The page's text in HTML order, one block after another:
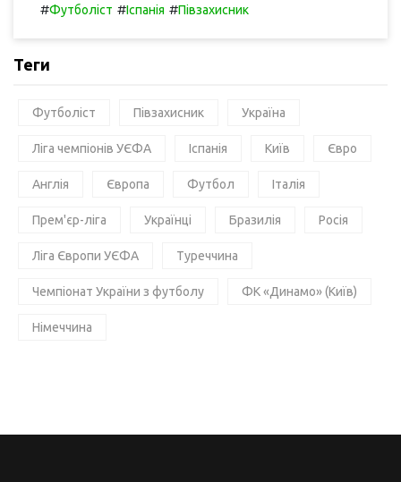
#Футболіст #Іспанія #Півзахисник
Теги
Футболіст Півзахисник Україна
Ліга чемпіонів УЄФА Іспанія Київ Євро
Англія Європа Футбол Італія
Прем'єр-ліга Українці Бразилія Росія
Ліга Європи УЄФА Туреччина
Чемпіонат України з футболу ФК «Динамо» (Київ)
Німеччина